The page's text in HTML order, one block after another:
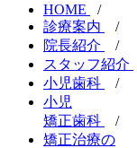
HOME
/
診療案内
/
院長紹介
/
スタッフ紹介
小児歯科
/
小児
矯正歯科
/
矯正治療の